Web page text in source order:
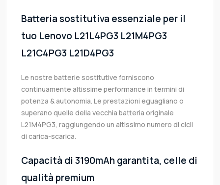
Batteria sostitutiva essenziale per il
tuo Lenovo L21L4PG3 L21M4PG3
L21C4PG3 L21D4PG3
Le nostre batterie sostitutive forniscono
continuamente altissime performance in termini di
potenza & autonomia. Le prestazioni eguagliano o
superano quelle della vecchia batteria originale
L21M4PG3, raggiungendo un altissimo numero di cicli
di carica-scarica.
Capacità di 3190mAh garantita, celle di
qualità premium